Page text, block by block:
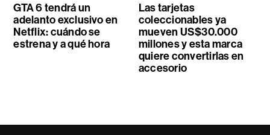
GTA 6 tendrá un
adelanto exclusivo en
Netflix: cuándo se
estrena y a qué hora
Las tarjetas
coleccionables ya
mueven US$30.000
millones y esta marca
quiere convertirlas en
accesorio